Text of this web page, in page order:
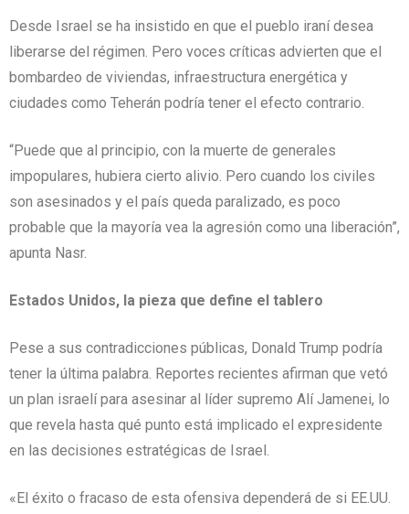
Desde Israel se ha insistido en que el pueblo iraní desea
liberarse del régimen. Pero voces críticas advierten que el
bombardeo de viviendas, infraestructura energética y
ciudades como Teherán podría tener el efecto contrario.
“Puede que al principio, con la muerte de generales
impopulares, hubiera cierto alivio. Pero cuando los civiles
son asesinados y el país queda paralizado, es poco
probable que la mayoría vea la agresión como una liberación”,
apunta Nasr.
Estados Unidos, la pieza que define el tablero
Pese a sus contradicciones públicas, Donald Trump podría
tener la última palabra. Reportes recientes afirman que vetó
un plan israelí para asesinar al líder supremo Alí Jamenei, lo
que revela hasta qué punto está implicado el expresidente
en las decisiones estratégicas de Israel.
«El éxito o fracaso de esta ofensiva dependerá de si EE.UU.